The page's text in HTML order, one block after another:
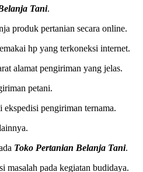
Tani.
produk pertanian secara online.
hp yang terkoneksi internet.
alamat pengiriman yang jelas.
petani.
pengiriman ternama.
Toko Pertanian Belanja Tani.
masalah pada kegiatan budidaya.